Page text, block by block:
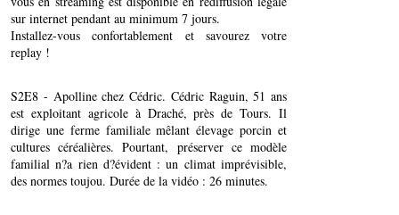
sur internet pendant au minimum 7 jours.
Installez-vous confortablement et savourez votre
replay !
S2E8 - Apolline chez Cédric. Cédric Raguin, 51 ans
est exploitant agricole à Draché, près de Tours. Il
dirige une ferme familiale mêlant élevage porcin et
cultures céréalières. Pourtant, préserver ce modèle
familial n?a rien d?évident : un climat imprévisible,
des normes toujou. Durée de la vidéo : 26 minutes.